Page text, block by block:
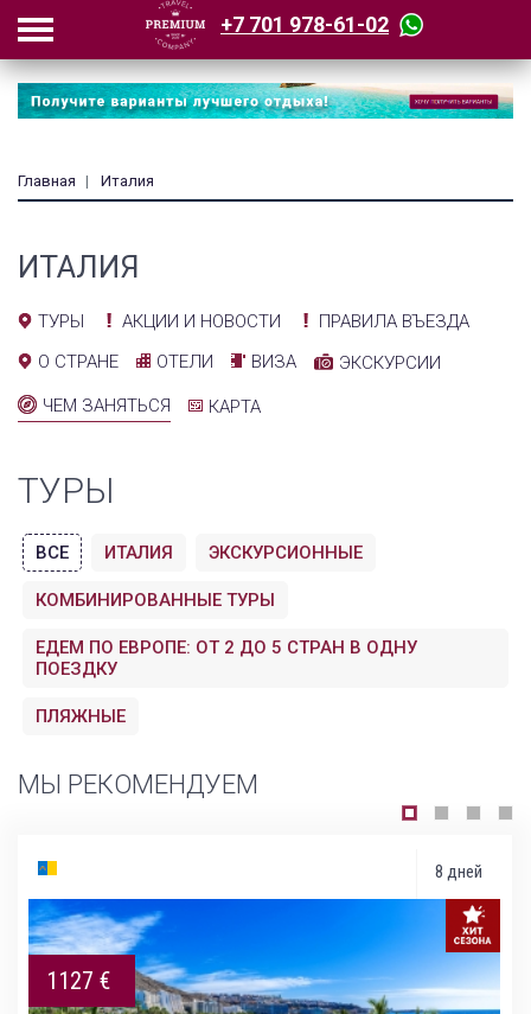
+7 701 978-61-02
Главная Италия
ИТАЛИЯ
ТУРЫ АКЦИИ И НОВОСТИ
ПРАВИЛА ВЪЕЗДА
О СТРАНЕ
ОТЕЛИ ВИЗА
ЭКСКУРСИИ
ЧЕМ ЗАНЯТЬСЯ
КАРТА
ТУРЫ
ВСЕ ИТАЛИЯ ЭКСКУРСИОННЫЕ
КОМБИНИРОВАННЫЕ ТУРЫ
ЕДЕМ ПО ЕВРОПЕ: ОТ 2 ДО 5 СТРАН В ОДНУ
ПОЕЗДКУ
ПЛЯЖНЫЕ
МЫ РЕКОМЕНДУЕМ
8 дней
1127 €